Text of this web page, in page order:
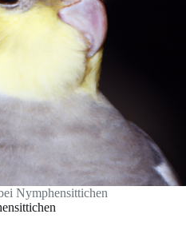
Nymphensittichen